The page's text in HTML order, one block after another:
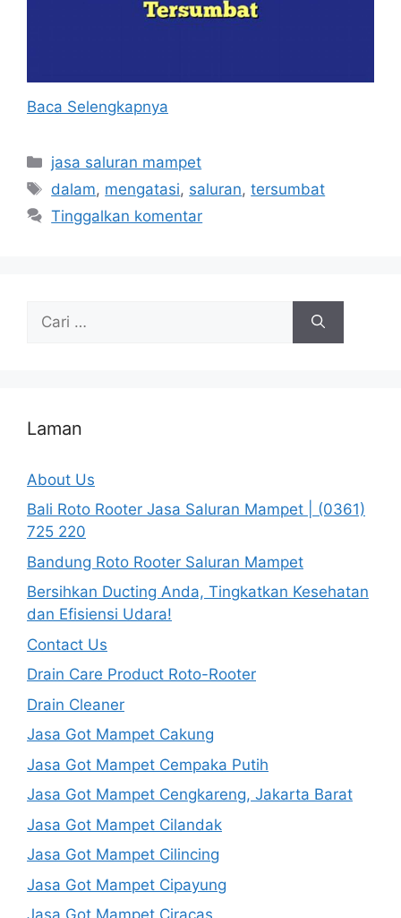
Baca Selengkapnya
Kategori
jasa saluran mampet
Tag
dalam, mengatasi, saluran,tersumbat
Tinggalkan komentar
untuk:
Laman
About Us
Bali Roto Rooter Jasa Saluran Mampet | (0361)
725 220
Bandung Roto Rooter Saluran Mampet
Bersihkan Ducting Anda, Tingkatkan Kesehatan
dan Efisiensi Udara!
Contact Us
Drain Care Product Roto-Rooter
Drain Cleaner
Jasa Got Mampet Cakung
Jasa Got Mampet Cempaka Putih
Jasa Got Mampet Cengkareng, Jakarta Barat
Jasa Got Mampet Cilandak
Jasa Got Mampet Cilincing
Jasa Got Mampet Cipayung